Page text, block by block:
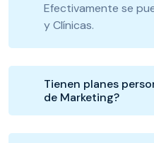
Efectivamente se
y Clínicas.
Tienen planes
de Marketing?